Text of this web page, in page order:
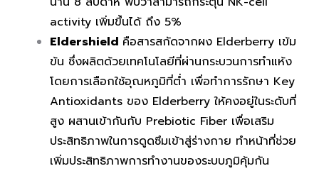
activity เพิ่มขึ้นได้ ถึง 5%
Eldershield คือสารสกัดจากผง Elderberry เข้ม
ข้น ซึ่งผลิตด้วยเทคโนโลยีที่ผ่านกระบวนการทำแห้ง
โดยการเลือกใช้อุณหภูมิที่ต่ำ เพื่อทำการรักษา Key
Antioxidants ของ Elderberry ให้คงอยู่ในระดับที่
สูง ผสานเข้ากันกับ Prebiotic Fiber เพื่อเสริม
ประสิทธิภาพในการดูดซึมเข้าสู่ร่างกาย ทำหน้าที่ช่วย
เพิ่มประสิทธิภาพการทำงานของระบบภูมิคุ้มกัน